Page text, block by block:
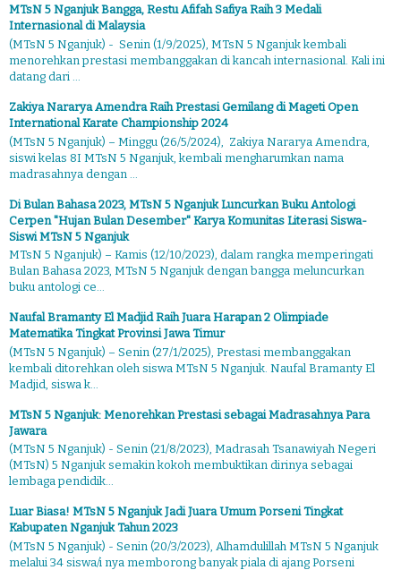
MTsN 5 Nganjuk Bangga, Restu Afifah Safiya Raih 3 Medali
Internasional di Malaysia
(MTsN 5 Nganjuk) - Senin (1/9/2025), MTsN 5 Nganjuk kembali
menorehkan prestasi membanggakan di kancah internasional. Kali ini
datang dari ...
Zakiya Nararya Amendra Raih Prestasi Gemilang di Mageti Open
International Karate Championship 2024
(MTsN 5 Nganjuk) – Minggu (26/5/2024), Zakiya Nararya Amendra,
siswi kelas 8I MTsN 5 Nganjuk, kembali mengharumkan nama
madrasahnya dengan ...
Di Bulan Bahasa 2023, MTsN 5 Nganjuk Luncurkan Buku Antologi
Cerpen "Hujan Bulan Desember" Karya Komunitas Literasi Siswa-
Siswi MTsN 5 Nganjuk
MTsN 5 Nganjuk) – Kamis (12/10/2023), dalam rangka memperingati
Bulan Bahasa 2023, MTsN 5 Nganjuk dengan bangga meluncurkan
buku antologi ce...
Naufal Bramanty El Madjid Raih Juara Harapan 2 Olimpiade
Matematika Tingkat Provinsi Jawa Timur
(MTsN 5 Nganjuk) – Senin (27/1/2025), Prestasi membanggakan
kembali ditorehkan oleh siswa MTsN 5 Nganjuk. Naufal Bramanty El
Madjid, siswa k...
MTsN 5 Nganjuk: Menorehkan Prestasi sebagai Madrasahnya Para
Jawara
(MTsN 5 Nganjuk) - Senin (21/8/2023), Madrasah Tsanawiyah Negeri
(MTsN) 5 Nganjuk semakin kokoh membuktikan dirinya sebagai
lembaga pendidik...
Luar Biasa! MTsN 5 Nganjuk Jadi Juara Umum Porseni Tingkat
Kabupaten Nganjuk Tahun 2023
(MTsN 5 Nganjuk) - Senin (20/3/2023), Alhamdulillah MTsN 5 Nganjuk
melalui 34 siswa/i nya memborong banyak piala di ajang Porseni